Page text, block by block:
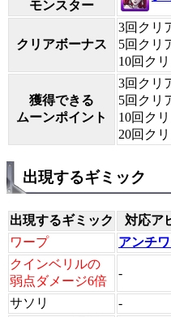
モンスター
クリアボーナス
3回クリ
5回クリ
10回ク
獲得できる
ムーンポイント
3回クリ
5回クリ
10回ク
20回ク
出現するギミック
出現するギミック
対応ア
ワープ
アンチ
クインベリルの
弱点ダメージ6倍
-
サソリ
-